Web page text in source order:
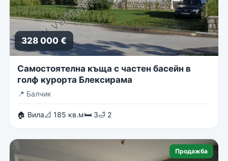
328 000 €
Самостоятелна къща с частен басейн в
голф курорта Блексирама
📍 Балчик
🏠 Вила📐 185 кв.м🛏 3🛁 2
Продажба